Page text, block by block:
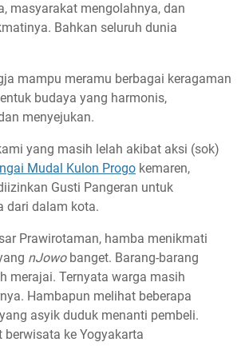
masyarakat mengolahnya, dan
Bahkan seluruh dunia
mampu meramu berbagai keragaman
budaya yang harmonis,
menyejukan.
yang masih lelah akibat aksi (sok)
Mudal Kulon Progo kemaren,
Gusti Pangeran untuk
dari dalam kota.
Prawirotaman, hamba menikmati
nJowo banget. Barang-barang
merajai. Ternyata warga masih
Hambapun melihat beberapa
asyik duduk menanti pembeli.
ke Yogyakarta